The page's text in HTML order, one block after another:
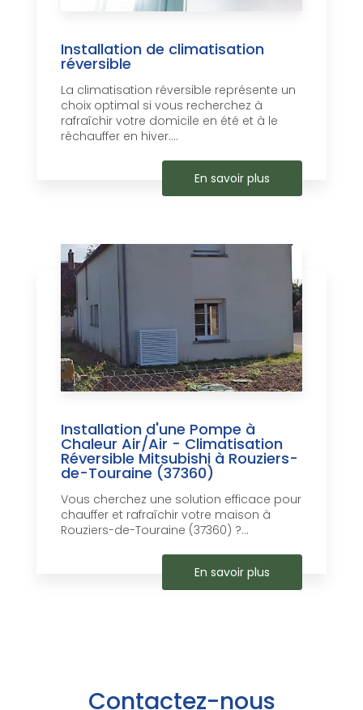
Installation de climatisation
réversible
La climatisation réversible représente un
choix optimal si vous recherchez à
rafraîchir votre domicile en été et à le
réchauffer en hiver....
En savoir plus
Installation d'une Pompe à
Chaleur Air/Air - Climatisation
Réversible Mitsubishi à Rouziers-
de-Touraine (37360)
Vous cherchez une solution efficace pour
chauffer et rafraîchir votre maison à
Rouziers-de-Touraine (37360) ?...
En savoir plus
Contactez-nous